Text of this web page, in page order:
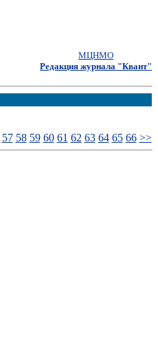
МЦНМО
Редакция журнала "Квант"
57 58 59 60 61 62 63 64 65 66 >>